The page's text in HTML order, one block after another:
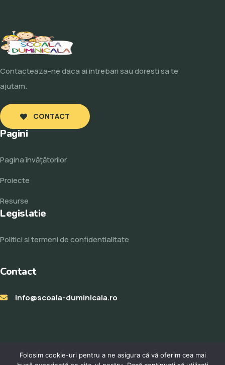
Contacteaza-ne daca ai intrebari sau doresti sa te
ajutam.
CONTACT
Pagini
Pagina învăţătorilor
Proiecte
Resurse
Legislatie
Politici si termeni de confidentialitate
Contact
info@scoala-duminicala.ro
Folosim cookie-uri pentru a ne asigura că vă oferim cea mai